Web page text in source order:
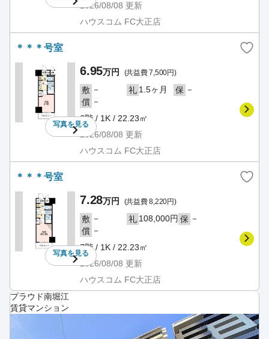
2026/08/08 更新
ハウスコム FC大正店
＊＊＊号室
写真を見る
6.95万円 (共益費 7,500円)
敷 － 礼 1.5ヶ月 保 －
償 －
6階 / 1K / 22.23㎡
2026/08/08 更新
ハウスコム FC大正店
＊＊＊号室
写真を見る
7.28万円 (共益費 8,220円)
敷 － 礼 108,000円 保 －
償 －
7階 / 1K / 22.23㎡
2026/08/08 更新
ハウスコム FC大正店
プラウド南堀江
賃貸マンション